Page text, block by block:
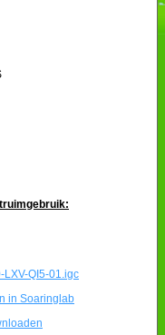
LXV-QI5-01.igc
in Soaringlab